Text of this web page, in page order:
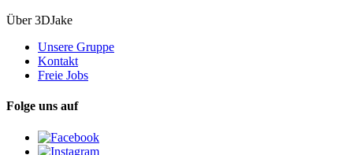
Über 3DJake
Unsere Gruppe
Kontakt
Freie Jobs
Folge uns auf